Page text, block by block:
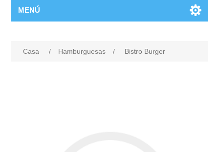
MENÚ
Casa / Hamburguesas / Bistro Burger